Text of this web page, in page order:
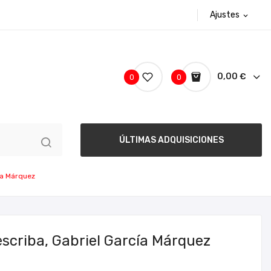
Ajustes expand_more
0 0,00 €
0
ÚLTIMAS ADQUISICIONES
Márquez
Gabriel García Márquez